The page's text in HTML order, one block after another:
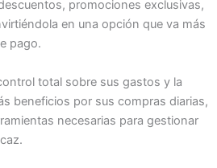
promociones exclusivas,
en una opción que va más
pago.
total sobre sus gastos y la
beneficios por sus compras diarias,
necesarias para gestionar